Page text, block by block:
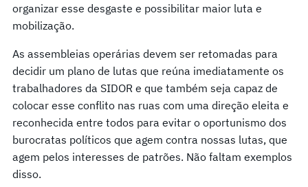
organizar esse desgaste e possibilitar maior luta e
mobilização.
As assembleias operárias devem ser retomadas para
decidir um plano de lutas que reúna imediatamente os
trabalhadores da SIDOR e que também seja capaz de
colocar esse conflito nas ruas com uma direção eleita e
reconhecida entre todos para evitar o oportunismo dos
burocratas políticos que agem contra nossas lutas, que
agem pelos interesses de patrões. Não faltam exemplos
disso.